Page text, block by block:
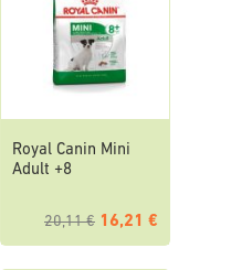
Royal Canin Mini
Adult +8
20,11 € 16,21 €